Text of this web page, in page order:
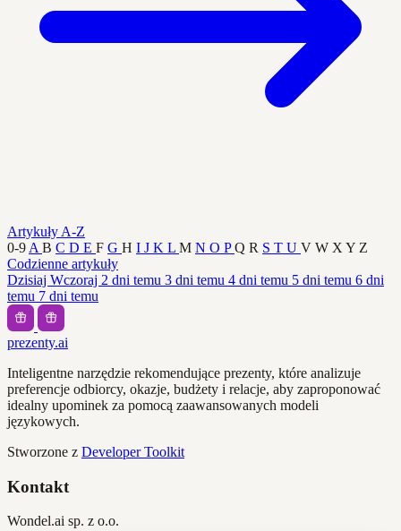
Artykuły A-Z
0-9 A B C D E F G H I J K L M N O PQ R S T U V W X Y Z
Codzienne artykuły
Dzisiaj Wczoraj 2 dni temu 3 dni temu 4 dni temu 5 dni temu 6 dni
temu 7 dni temu
prezenty.ai
Inteligentne narzędzie rekomendujące prezenty, które analizuje
preferencje odbiorcy, okazje, budżety i relacje, aby zaproponować
idealny upominek za pomocą zaawansowanych modeli
językowych.
Stworzone z Developer Toolkit
Kontakt
Wondel.ai sp. z o.o.